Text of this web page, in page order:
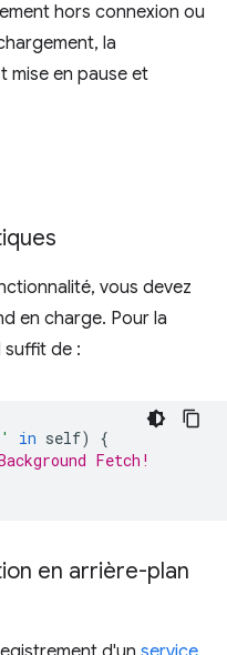
hors connexion ou
la
mise en pause et
vous devez
en charge. Pour la
suffit de :
in self)
{
Fetch!
en arrière-plan